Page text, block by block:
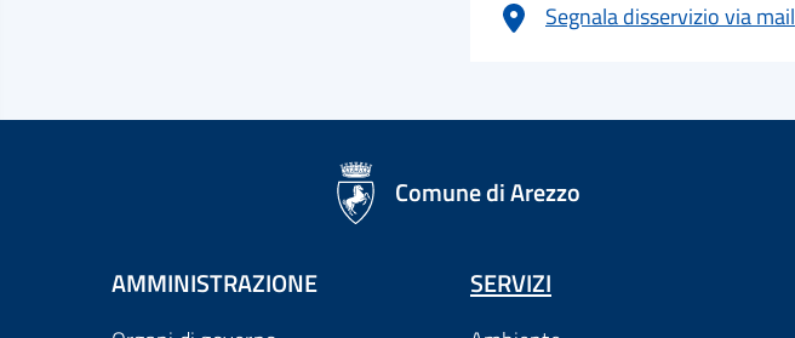
Segnala disservizio via mail
Comune di Arezzo
AMMINISTRAZIONE SERVIZI